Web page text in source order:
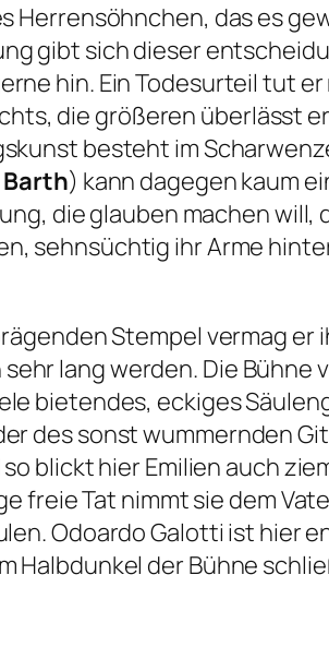
Herrensöhnchen, das es
gibt sich dieser
hin. Ein Todesurteil tut
die größeren überlässt
besteht im
) kann dagegen kaum
die glauben machen will,
sehnsüchtig ihr Arme
Stempel vermag er
lang werden. Die Bühne
bietendes, eckiges
des sonst wummernden
blickt hier Emilien auch
freie Tat nimmt sie dem
Odoardo Galotti ist hier
Halbdunkel der Bühne